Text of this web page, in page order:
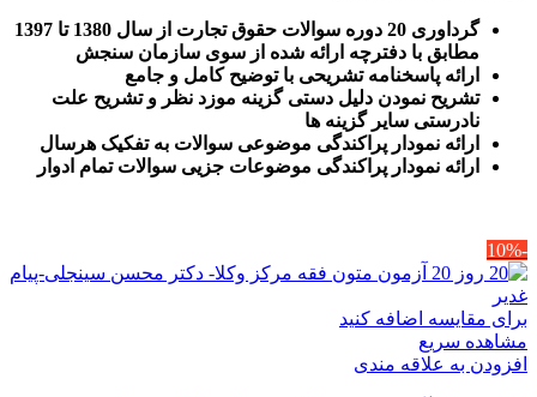
گرداوری 20 دوره سوالات حقوق تجارت از سال 1380 تا 1397
مطابق با دفترچه ارائه شده از سوی سازمان سنجش
ارائه پاسخنامه تشریحی با توضیح کامل و جامع
تشریح نمودن دلیل دستی گزینه موزد نظر و تشریح علت
نادرستی سایر گزینه ها
ارائه نمودار پراکندگی موضوعی سوالات به تفکیک هرسال
رائه نمودار پراکندگی موضوعات جزیی سوالات تمام ادوار
-10%
برای مقایسه اضافه کنید
مشاهده سریع
افزودن به علاقه مندی